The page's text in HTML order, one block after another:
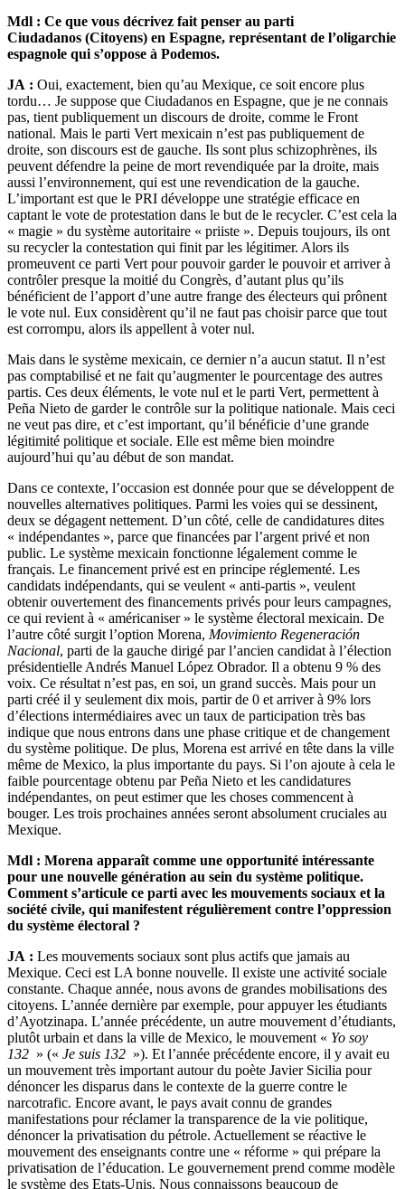
Mdl : Ce que vous décrivez fait penser au parti
Ciudadanos (Citoyens) en Espagne, représentant de l’oligarchie
espagnole qui s’oppose à Podemos.
JA : Oui, exactement, bien qu’au Mexique, ce soit encore plus
tordu… Je suppose que Ciudadanos en Espagne, que je ne connais
pas, tient publiquement un discours de droite, comme le Front
national. Mais le parti Vert mexicain n’est pas publiquement de
droite, son discours est de gauche. Ils sont plus schizophrènes, ils
peuvent défendre la peine de mort revendiquée par la droite, mais
aussi l’environnement, qui est une revendication de la gauche.
L’important est que le PRI développe une stratégie efficace en
captant le vote de protestation dans le but de le recycler. C’est cela la
« magie » du système autoritaire « priiste ». Depuis toujours, ils ont
su recycler la contestation qui finit par les légitimer. Alors ils
promeuvent ce parti Vert pour pouvoir garder le pouvoir et arriver à
contrôler presque la moitié du Congrès, d’autant plus qu’ils
bénéficient de l’apport d’une autre frange des électeurs qui prônent
le vote nul. Eux considèrent qu’il ne faut pas choisir parce que tout
est corrompu, alors ils appellent à voter nul.
Mais dans le système mexicain, ce dernier n’a aucun statut. Il n’est
pas comptabilisé et ne fait qu’augmenter le pourcentage des autres
partis. Ces deux éléments, le vote nul et le parti Vert, permettent à
Peña Nieto de garder le contrôle sur la politique nationale. Mais ceci
ne veut pas dire, et c’est important, qu’il bénéficie d’une grande
légitimité politique et sociale. Elle est même bien moindre
aujourd’hui qu’au début de son mandat.
Dans ce contexte, l’occasion est donnée pour que se développent de
nouvelles alternatives politiques. Parmi les voies qui se dessinent,
deux se dégagent nettement. D’un côté, celle de candidatures dites
« indépendantes », parce que financées par l’argent privé et non
public. Le système mexicain fonctionne légalement comme le
français. Le financement privé est en principe réglementé. Les
candidats indépendants, qui se veulent « anti-partis », veulent
obtenir ouvertement des financements privés pour leurs campagnes,
ce qui revient à « américaniser » le système électoral mexicain. De
l’autre côté surgit l’option Morena, Movimiento Regeneración
Nacional, parti de la gauche dirigé par l’ancien candidat à l’élection
présidentielle Andrés Manuel López Obrador. Il a obtenu 9 % des
voix. Ce résultat n’est pas, en soi, un grand succès. Mais pour un
parti créé il y seulement dix mois, partir de 0 et arriver à 9% lors
d’élections intermédiaires avec un taux de participation très bas
indique que nous entrons dans une phase critique et de changement
du système politique. De plus, Morena est arrivé en tête dans la ville
même de Mexico, la plus importante du pays. Si l’on ajoute à cela le
faible pourcentage obtenu par Peña Nieto et les candidatures
indépendantes, on peut estimer que les choses commencent à
bouger. Les trois prochaines années seront absolument cruciales au
Mexique.
Mdl : Morena apparaît comme une opportunité intéressante
pour une nouvelle génération au sein du système politique.
Comment s’articule ce parti avec les mouvements sociaux et la
société civile, qui manifestent régulièrement contre l’oppression
du système électoral ?
JA : Les mouvements sociaux sont plus actifs que jamais au
Mexique. Ceci est LA bonne nouvelle. Il existe une activité sociale
constante. Chaque année, nous avons de grandes mobilisations des
citoyens. L’année dernière par exemple, pour appuyer les étudiants
d’Ayotzinapa. L’année précédente, un autre mouvement d’étudiants,
plutôt urbain et dans la ville de Mexico, le mouvement « Yo soy
132 » (« Je suis 132 »). Et l’année précédente encore, il y avait eu
un mouvement très important autour du poète Javier Sicilia pour
dénoncer les disparus dans le contexte de la guerre contre le
narcotrafic. Encore avant, le pays avait connu de grandes
manifestations pour réclamer la transparence de la vie politique,
dénoncer la privatisation du pétrole. Actuellement se réactive le
mouvement des enseignants contre une « réforme » qui prépare la
privatisation de l’éducation. Le gouvernement prend comme modèle
le système des Etats-Unis. Nous connaissons beaucoup de